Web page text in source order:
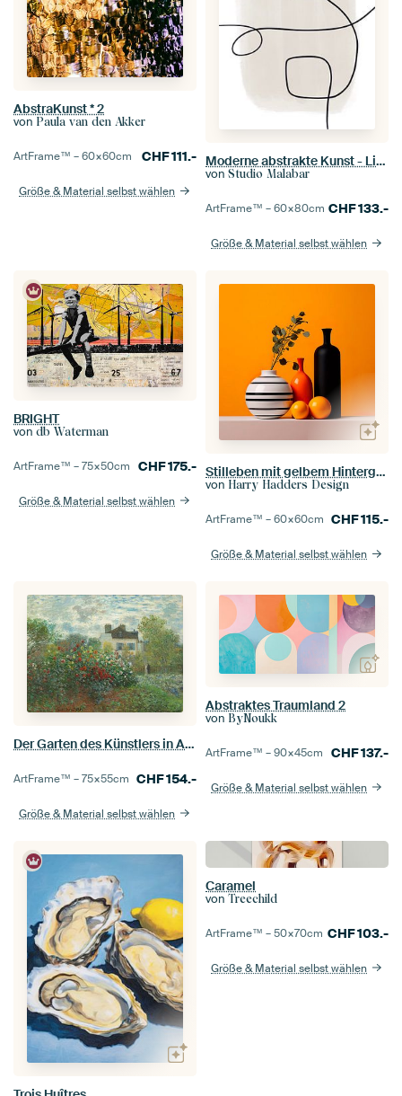
AbstraKunst * 2
von Paula van den Akker
ArtFrame™ –60×60cm CHF111.-
Größe & Material selbst wählen
Moderne abstrakte Kunst - Linien 1
von Studio Malabar
ArtFrame™ –60×80cm CHF133.-
Größe & Material selbst wählen
BRIGHT
von db Waterman
ArtFrame™ –75×50cm CHF175.-
Größe & Material selbst wählen
Stilleben mit gelbem Hintergrund
von Harry Hadders Design
ArtFrame™ –60×60cm CHF115.-
Größe & Material selbst wählen
Der Garten des Künstlers in Argenteuil - Eine Ecke des Gartens mit Dahlien, Claude Monet
ArtFrame™ –75×55cm CHF154.-
Größe & Material selbst wählen
Abstraktes Traumland 2
von ByNoukk
ArtFrame™ –90×45cm CHF137.-
Größe & Material selbst wählen
Caramel
von Treechild
ArtFrame™ –50×70cm CHF103.-
Größe & Material selbst wählen